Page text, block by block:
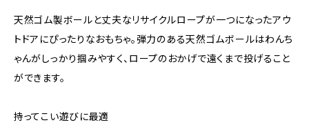
天然ゴム製ボールと丈夫なリサイクルロープが一つになったアウ
トドアにぴったりなおもちゃ。弾力のある天然ゴムボールはわんち
ゃんがしっかり掴みやすく、ロープのおかげで遠くまで投げること
ができます。
持ってこい遊びに最適